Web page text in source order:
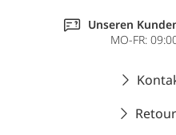
Unseren
MO-FR: